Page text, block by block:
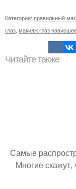
Категории: правильный
глаз макияж глаз
Читайте также
Самые
Многие скажут,